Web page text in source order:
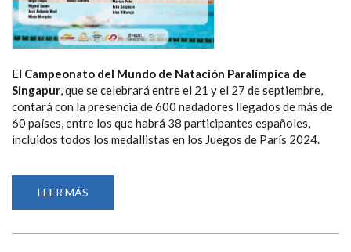
El Campeonato del Mundo de Natación Paralímpica de
Singapur, que se celebrará entre el 21 y el 27 de septiembre,
contará con la presencia de 600 nadadores llegados de más de
60 países, entre los que habrá 38 participantes españoles,
incluidos todos los medallistas en los Juegos de París 2024.
LEER MÁS
DMYTRIV,
LLOPIS,